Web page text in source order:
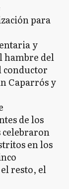
para
y
hambre del
conductor
Caparrós y
de los
celebraron
en los
resto, el